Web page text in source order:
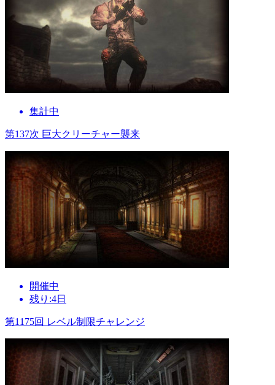
集計中
第137次 巨大クリーチャー襲来
開催中
残り:4日
第1175回 レベル制限チャレンジ